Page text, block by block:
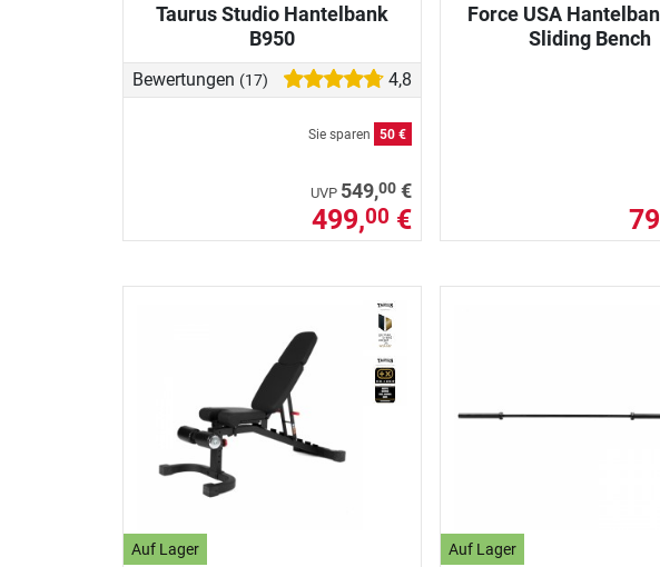
Taurus Studio Hantelbank
B950
Bewertungen (17) 4,8
Sie sparen 50 €
UVP 549,00 €
499,00 €
Force USA
Sliding Bench
Auf Lager Auf Lager